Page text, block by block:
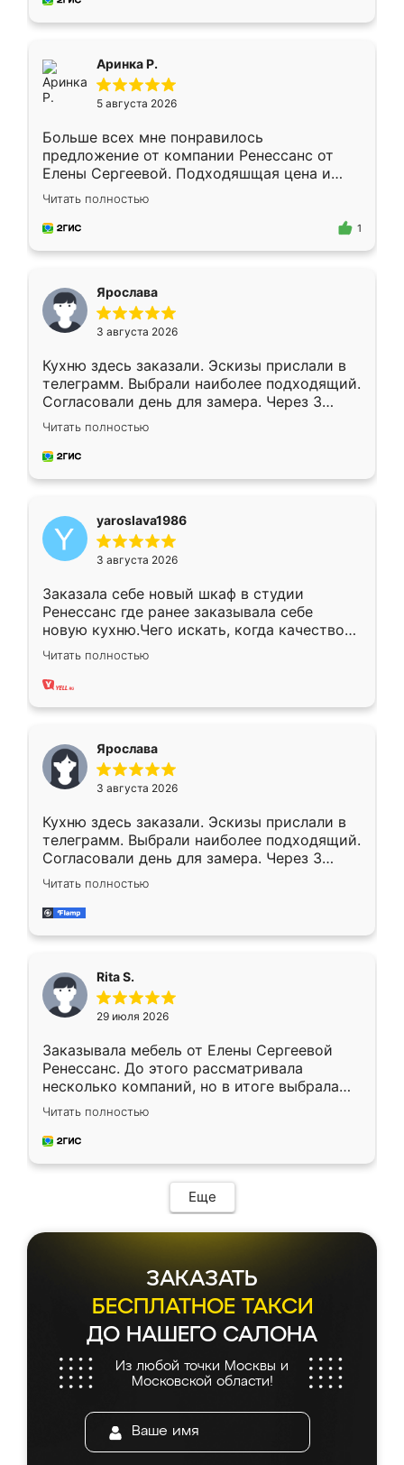
Аринка Р.
5 августа 2026
Больше всех мне понравилось
предложение от компании Ренессанс от
Елены Сергеевой. Подходяшщая цена и
короткие сроки изготовления. Приехавший
для замера сотрудник Владислав
предложил по моему эскизу самый
Читать полностью
1
Ярослава
3 августа 2026
Кухню здесь заказали. Эскизы прислали в
телеграмм. Выбрали наиболее подходящий.
Согласовали день для замера. Через 3
недели кухня была уже готова. Остались
довольны работой. Спасибо Ренессанс
мебель за качественную работу!
Читать полностью
yaroslava1986
3 августа 2026
Заказала себе новый шкаф в студии
Ренессанс где ранее заказывала себе
новую кухню.Чего искать, когда качеством
вполне довольна. Служит кухня уже почти
два года, нареканий нет.
Читать полностью
Ярослава
3 августа 2026
Кухню здесь заказали. Эскизы прислали в
телеграмм. Выбрали наиболее подходящий.
Согласовали день для замера. Через 3
недели кухня была уже готова. Остались
довольны работой. Спасибо Ренессанс
мебель за качественную работу!
Читать полностью
Rita S.
29 июля 2026
Заказывала мебель от Елены Сергеевой
Ренессанс. До этого рассматривала
несколько компаний, но в итоге выбрала
эту. Сначала обговорили условия, потом
приехал замерщик, всё спокойно объяснил
и снял размеры. Изготовили в срок, с
мебель сразу встала на свое место без
каких-либо доработок. Качеством осталась
довольна, все выглядит так, как и ожидала.
Читать полностью
Еще
ЗАКАЗАТЬ
БЕСПЛАТНОЕ ТАКСИ
ДО НАШЕГО САЛОНА
Из любой точки Москвы и
Московской области!